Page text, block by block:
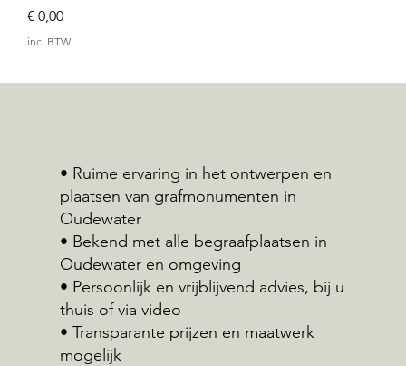
Prijs
€ 0,00
incl.BTW
• Ruime ervaring in het ontwerpen en
plaatsen van grafmonumenten in
Oudewater
• Bekend met alle begraafplaatsen in
Oudewater en omgeving
• Persoonlijk en vrijblijvend advies, bij u
thuis of via video
• Transparante prijzen en maatwerk
mogelijk